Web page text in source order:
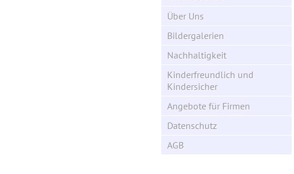
Über Uns
Bildergalerien
Nachhaltigkeit
Kinderfreundlich und
Kindersicher
Angebote für Firmen
Datenschutz
AGB